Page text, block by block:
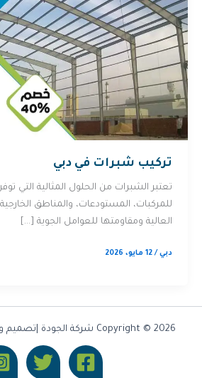
تركيب شبرات في دبي
تعتبر الشبرات من الحلول المثالية التي
للمركبات، المستودعات، والمناطق
العالية ومقاومتها للعوامل الجوية […]
دبي/12 مايو، 2026
Copyright © 2026 شركة الجودة |تصميم وتطوير شركة